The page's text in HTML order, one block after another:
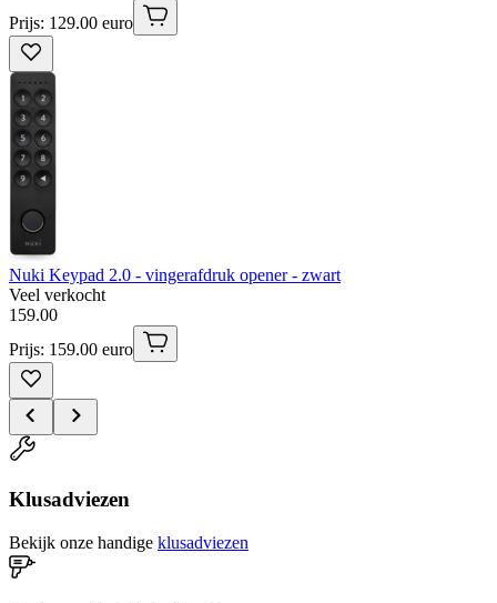
Prijs: 129.00 euro
Nuki Keypad 2.0 - vingerafdruk opener - zwart
Veel verkocht
159.00
Prijs: 159.00 euro
Klusadviezen
Bekijk onze handige klusadviezen